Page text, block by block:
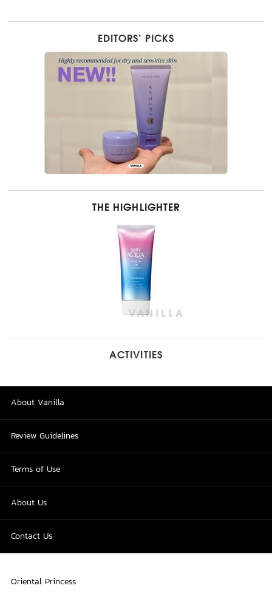
EDITORS’ PICKS
THE HIGHLIGHTER
ACTIVITIES
About Vanilla
Review Guidelines
Terms of Use
About Us
Contact Us
Oriental Princess